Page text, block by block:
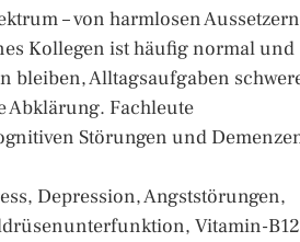
– von harmlosen Aussetzern
Kollegen ist häufig normal und
bleiben, Alltagsaufgaben
Abklärung. Fachleute
Störungen und
Depression, Angststörungen,
Vitamin-